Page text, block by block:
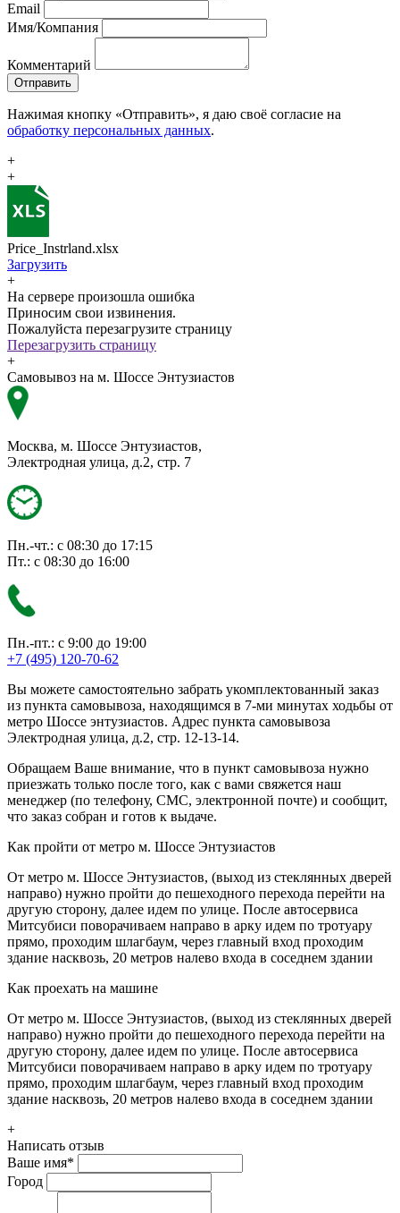
Email
Имя/Компания
Комментарий
Отправить
Нажимая кнопку «Отправить», я даю своё согласие на
обработку персональных данных.
+
+
Price_Instrland.xlsx
Загрузить
+
На сервере произошла ошибка
Приносим свои извинения.
Пожалуйста перезагрузите страницу
Перезагрузить страницу
+
Самовывоз на м. Шоссе Энтузиастов
Москва, м. Шоссе Энтузиастов,
Электродная улица, д.2, стр. 7
Пн.-чт.: с 08:30 до 17:15
Пт.: с 08:30 до 16:00
Пн.-пт.: с 9:00 до 19:00
+7 (495) 120-70-62
Вы можете самостоятельно забрать укомплектованный заказ
из пункта самовывоза, находящимся в 7-ми минутах ходьбы от
метро Шоссе энтузиастов. Адрес пункта самовывоза
Электродная улица, д.2, стр. 12-13-14.
Обращаем Ваше внимание, что в пункт самовывоза нужно
приезжать только после того, как с вами свяжется наш
менеджер (по телефону, СМС, электронной почте) и сообщит,
что заказ собран и готов к выдаче.
Как пройти от метро м. Шоссе Энтузиастов
От метро м. Шоссе Энтузиастов, (выход из стеклянных дверей
направо) нужно пройти до пешеходного перехода перейти на
другую сторону, далее идем по улице. После автосервиса
Митсубиси поворачиваем направо в арку идем по тротуару
прямо, проходим шлагбаум, через главный вход проходим
здание насквозь, 20 метров налево входа в соседнем здании
Как проехать на машине
От метро м. Шоссе Энтузиастов, (выход из стеклянных дверей
направо) нужно пройти до пешеходного перехода перейти на
другую сторону, далее идем по улице. После автосервиса
Митсубиси поворачиваем направо в арку идем по тротуару
прямо, проходим шлагбаум, через главный вход проходим
здание насквозь, 20 метров налево входа в соседнем здании
+
Написать отзыв
Ваше имя*
Город